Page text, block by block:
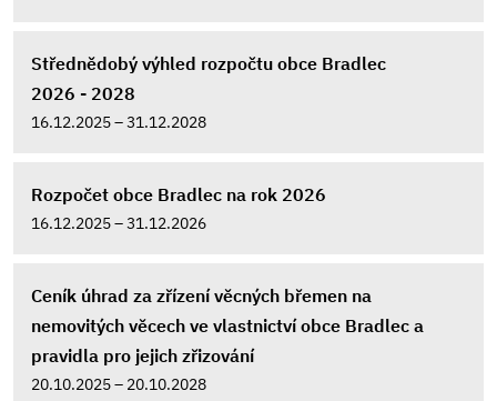
Střednědobý výhled rozpočtu obce Bradlec
2026 - 2028
16.12.2025 – 31.12.2028
Rozpočet obce Bradlec na rok 2026
16.12.2025 – 31.12.2026
Ceník úhrad za zřízení věcných břemen na
nemovitých věcech ve vlastnictví obce Bradlec a
pravidla pro jejich zřizování
20.10.2025 – 20.10.2028